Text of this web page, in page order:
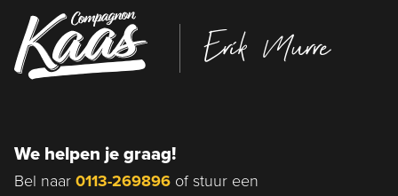
Erik Murre
We helpen je graag!
Bel naar 0113-269896 of stuur een